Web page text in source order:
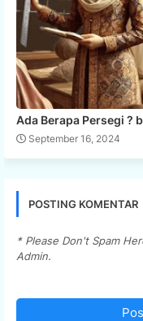
Ada Berapa Persegi ?
September 16, 2024
POSTING KOMENTAR
* Please Don't Spam
Admin.